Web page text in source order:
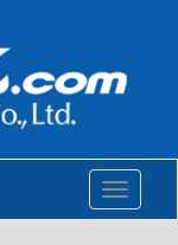
Toggle